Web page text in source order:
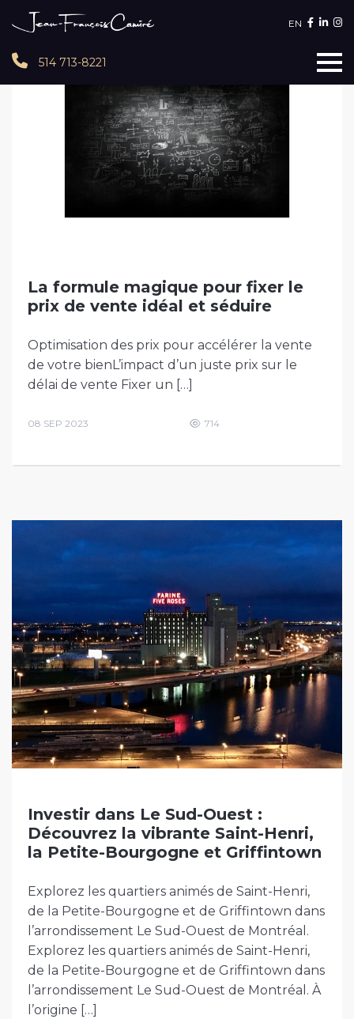
EN
514 713-8221
La formule magique pour fixer le
prix de vente idéal et séduire
Optimisation des prix pour accélérer la vente
de votre bienL’impact d’un juste prix sur le
délai de vente Fixer un […]
08 SEP 2023 714
Investir dans Le Sud-Ouest :
Découvrez la vibrante Saint-Henri,
la Petite-Bourgogne et Griffintown
Explorez les quartiers animés de Saint-Henri,
de la Petite-Bourgogne et de Griffintown dans
l’arrondissement Le Sud-Ouest de Montréal.
Explorez les quartiers animés de Saint-Henri,
de la Petite-Bourgogne et de Griffintown dans
l’arrondissement Le Sud-Ouest de Montréal. À
l’origine […]